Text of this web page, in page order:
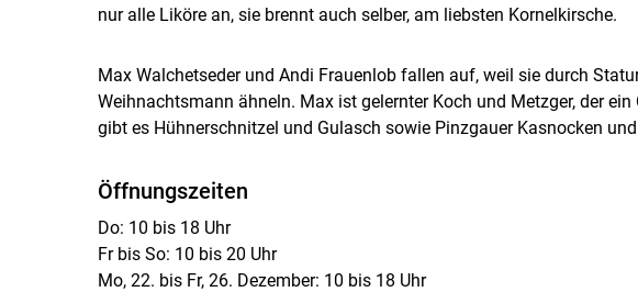
nur alle Liköre an, sie brennt auch selber, am liebsten Kornelkirsche.
Max Walchetseder und Andi Frauenlob fallen auf, weil sie durch
Weihnachtsmann ähneln. Max ist gelernter Koch und Metzger, der
gibt es Hühnerschnitzel und Gulasch sowie Pinzgauer Kasnocken
Öffnungszeiten
Do: 10 bis 18 Uhr
Fr bis So: 10 bis 20 Uhr
Mo, 22. bis Fr, 26. Dezember: 10 bis 18 Uhr